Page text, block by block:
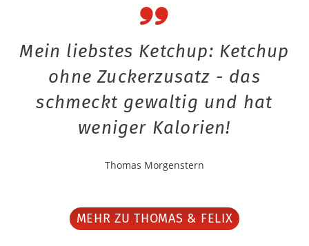
Mein liebstes Ketchup: Ketchup
ohne Zuckerzusatz - das
schmeckt gewaltig und hat
weniger Kalorien!
Thomas Morgenstern
MEHR ZU THOMAS & FELIX